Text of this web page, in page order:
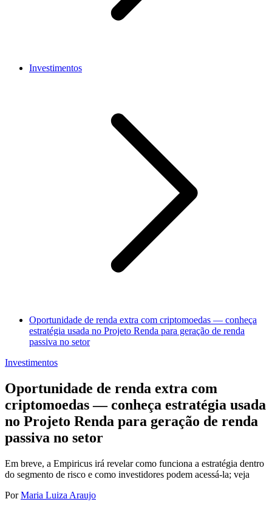
Investimentos
Oportunidade de renda extra com criptomoedas — conheça
estratégia usada no Projeto Renda para geração de renda
passiva no setor
Investimentos
Oportunidade de renda extra com
criptomoedas — conheça estratégia usada
no Projeto Renda para geração de renda
passiva no setor
Em breve, a Empiricus irá revelar como funciona a estratégia dentro
do segmento de risco e como investidores podem acessá-la; veja
PorMaria Luiza Araujo